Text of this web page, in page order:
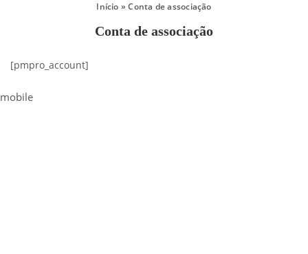
Início »Conta de associação
Conta de associação
[pmpro_account]